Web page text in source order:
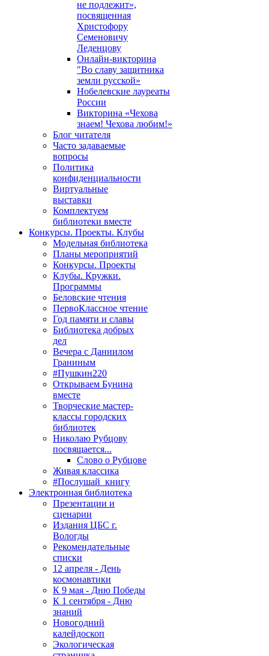
не подлежит»,
посвященная
Христофору
Семеновичу
Леденцову
Онлайн-викторина
"Во славу защитника
земли русской»
Нобелевские лауреаты
России
Викторина «Чехова
знаем! Чехова любим!»
Блог читателя
Часто задаваемые
вопросы
Политика
конфиденциальности
Виртуальные
выставки
Комплектуем
библиотеки вместе
Конкурсы. Проекты. Клубы
Модельная библиотека
Планы мероприятий
Конкурсы. Проекты
Клубы. Кружки.
Программы
Беловские чтения
ПервоКлассное чтение
Год памяти и славы
Библиотека добрых
дел
Вечера с Даниилом
Граниным
#Пушкин220
Открываем Бунина
вместе
Творческие мастер-
классы городских
библиотек
Николаю Рубцову
посвящается...
Слово о Рубцове
Живая классика
#Послушай_книгу
Электронная библиотека
Презентации и
сценарии
Издания ЦБС г.
Вологды
Рекомендательные
списки
12 апреля - День
космонавтики
К 9 мая - Дню Победы
К 1 сентября - Дню
знаний
Новогодний
калейдоскоп
Экологическая